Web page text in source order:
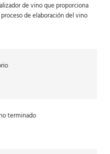
de vino que proporciona
de elaboración del vino
terminado